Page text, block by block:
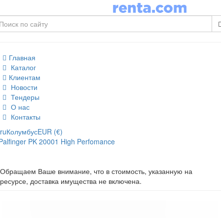
Главная
Каталог
Клиентам
Новости
Тендеры
О нас
Контакты
ruКолумбусEUR (€)
PK 20001 High Perfomance
Обращаем Ваше внимание, что в стоимость, указанную на
ресурсе, доставка имущества не включена.